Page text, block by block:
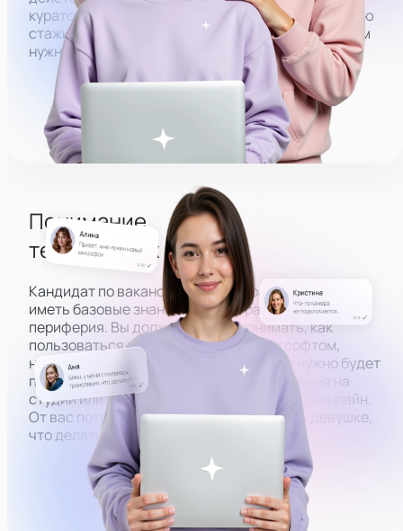
кураторством вы будете проходить оплачиваемую
стажировку, в результате которой обучитесь всем
нужным навыкам.
Понимание
технических основ
Кандидат по вакансии администратора должен
иметь базовые знания того, как работает ПК и
периферия. Вы должны будете понимать, как
пользоваться всем оборудованием и софтом,
необходимым, чтобы вести эфиры. Вам нужно будет
помогать модели в настройке оборудования на
студии или решать технические проблемы онлайн.
От вас потребуется знать, как объяснить девушке,
что делать, по фото или скриншоту.
Настроить камеру
Разобраться в ПК